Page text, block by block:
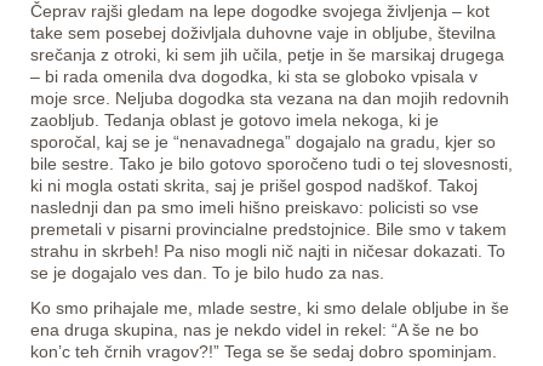
Čeprav rajši gledam na lepe dogodke svojega življenja – kot
take sem posebej doživljala duhovne vaje in obljube, številna
srečanja z otroki, ki sem jih učila, petje in še marsikaj drugega
– bi rada omenila dva dogodka, ki sta se globoko vpisala v
moje srce. Neljuba dogodka sta vezana na dan mojih redovnih
zaobljub. Tedanja oblast je gotovo imela nekoga, ki je
sporočal, kaj se je “nenavadnega” dogajalo na gradu, kjer so
bile sestre. Tako je bilo gotovo sporočeno tudi o tej slovesnosti,
ki ni mogla ostati skrita, saj je prišel gospod nadškof. Takoj
naslednji dan pa smo imeli hišno preiskavo: policisti so vse
premetali v pisarni provincialne predstojnice. Bile smo v takem
strahu in skrbeh! Pa niso mogli nič najti in ničesar dokazati. To
se je dogajalo ves dan. To je bilo hudo za nas.
Ko smo prihajale me, mlade sestre, ki smo delale obljube in še
ena druga skupina, nas je nekdo videl in rekel: “A še ne bo
kon’c teh črnih vragov?!” Tega se še sedaj dobro spominjam.